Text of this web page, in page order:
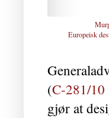
Europeisk
(C‑281/
gjør at